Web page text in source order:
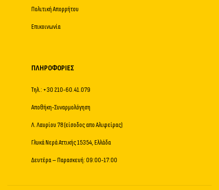
Πολιτική Απορρήτου
Επικοινωνία
ΠΛΗΡΟΦΟΡΊΕΣ
Τηλ.: +30 210-60.41.079
Αποθήκη-Συναρμολόγηση
Λ. Λαυρίου 78 (είσοδος απο Αλιφείρας)
Γλυκά Νερά Αττικής 15354, Ελλάδα
Δευτέρα – Παρασκευή: 09:00-17:00